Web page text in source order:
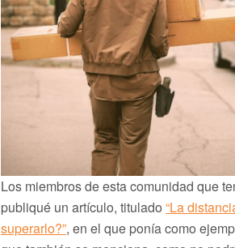
Los miembros de esta comunidad que
publiqué un artículo, titulado “La
superarlo?”, en el que ponía como